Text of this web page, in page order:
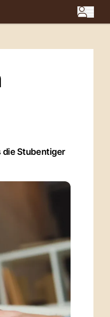
die Stubentiger